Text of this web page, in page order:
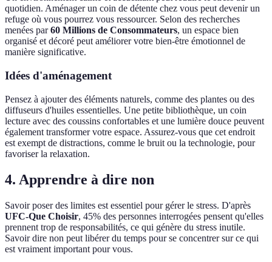
quotidien. Aménager un coin de détente chez vous peut devenir un
refuge où vous pourrez vous ressourcer. Selon des recherches
menées par60 Millions de Consommateurs, un espace bien
organisé et décoré peut améliorer votre bien-être émotionnel de
manière significative.
Idées d'aménagement
Pensez à ajouter des éléments naturels, comme des plantes ou des
diffuseurs d'huiles essentielles. Une petite bibliothèque, un coin
lecture avec des coussins confortables et une lumière douce peuvent
également transformer votre espace. Assurez-vous que cet endroit
est exempt de distractions, comme le bruit ou la technologie, pour
favoriser la relaxation.
4. Apprendre à dire non
Savoir poser des limites est essentiel pour gérer le stress. D'après
UFC-Que Choisir, 45% des personnes interrogées pensent qu'elles
prennent trop de responsabilités, ce qui génère du stress inutile.
Savoir dire non peut libérer du temps pour se concentrer sur ce qui
est vraiment important pour vous.